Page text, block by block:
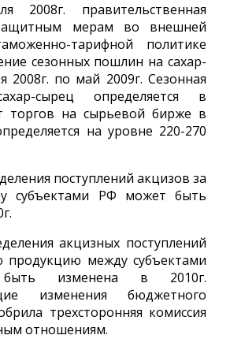
правительственная
мерам во внешней
тарифной политике
сезонных пошлин на сахар-
2008г. по май 2009г. Сезонная
сырец определяется в
торгов на сырьевой бирже в
на уровне 220-270
поступлений акцизов за
субъектами РФ может быть
акцизных поступлений
продукцию между субъектами
изменена в 2010г.
изменения бюджетного
трехсторонняя комиссия
отношениям.